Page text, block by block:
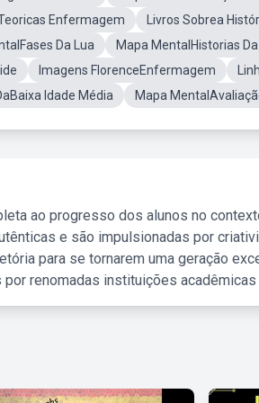
Enfermagem
Livros Sobrea
Da Lua
Mapa MentalHistorias
Imagens FlorenceEnfermagem
Idade Média
Mapa
ao progresso dos alunos no
e são impulsionadas por
para se tornarem uma geração
renomadas instituições acadêmicas